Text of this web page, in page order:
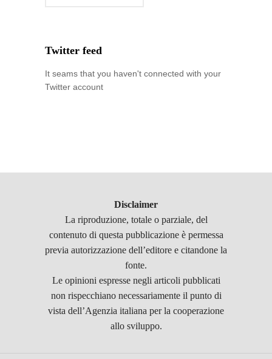
Twitter feed
It seams that you haven't connected with your
Twitter account
Disclaimer
La riproduzione, totale o parziale, del
contenuto di questa pubblicazione è permessa
previa autorizzazione dell’editore e citandone la
fonte.
Le opinioni espresse negli articoli pubblicati
non rispecchiano necessariamente il punto di
vista dell’Agenzia italiana per la cooperazione
allo sviluppo.